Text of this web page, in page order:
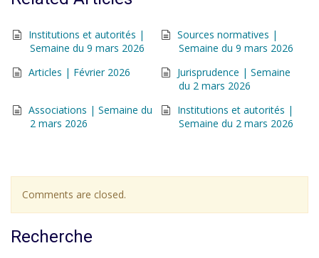
Institutions et autorités |
Semaine du 9 mars 2026
Sources normatives |
Semaine du 9 mars 2026
Articles | Février 2026
Jurisprudence | Semaine
du 2 mars 2026
Associations | Semaine du
2 mars 2026
Institutions et autorités |
Semaine du 2 mars 2026
Comments are closed.
Recherche